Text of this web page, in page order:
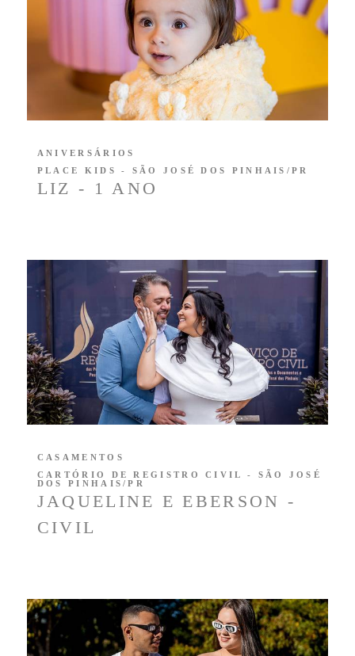
LIZ - 1 ANO
ANIVERSÁRIOS
PLACE KIDS - SÃO JOSÉ DOS PINHAIS/PR
JAQUELINE E EBERSON -
CIVIL
CASAMENTOS
CARTÓRIO DE REGISTRO CIVIL - SÃO JOSÉ
DOS PINHAIS/PR